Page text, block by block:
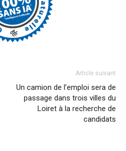
Article suivant
Un camion de l’emploi sera de
passage dans trois villes du
Loiret à la recherche de
candidats